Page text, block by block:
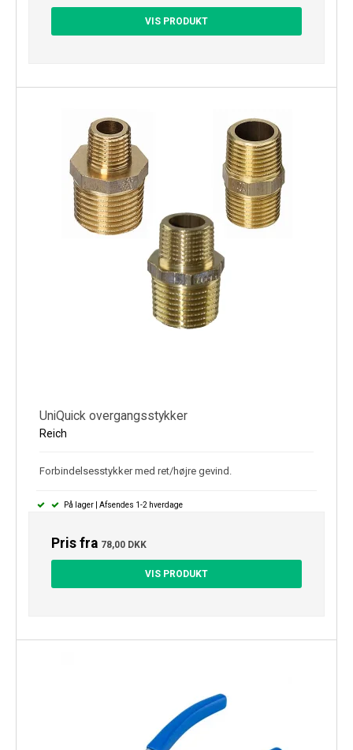
VIS PRODUKT
UniQuick overgangsstykker
Reich
Forbindelsesstykker med ret/højre gevind.
På lager | Afsendes 1-2 hverdage
Pris fra 78,00 DKK
VIS PRODUKT